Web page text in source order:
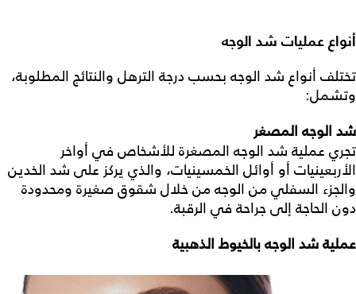
أنواع عمليات شد الوجه
تختلف أنواع شد الوجه بحسب درجة الترهل والنتائج المطلوبة،
وتشمل:
شد الوجه المصغر
تجري عملية شد الوجه المصغرة للأشخاص في أواخر
الأربعينيات أو أوائل الخمسينيات، والذي يركز على شد الخدين
والجزء السفلي من الوجه من خلال شقوق صغيرة ومحدودة
دون الحاجة إلى جراحة في الرقبة.
عملية شد الوجه بالخيوط الذهبية